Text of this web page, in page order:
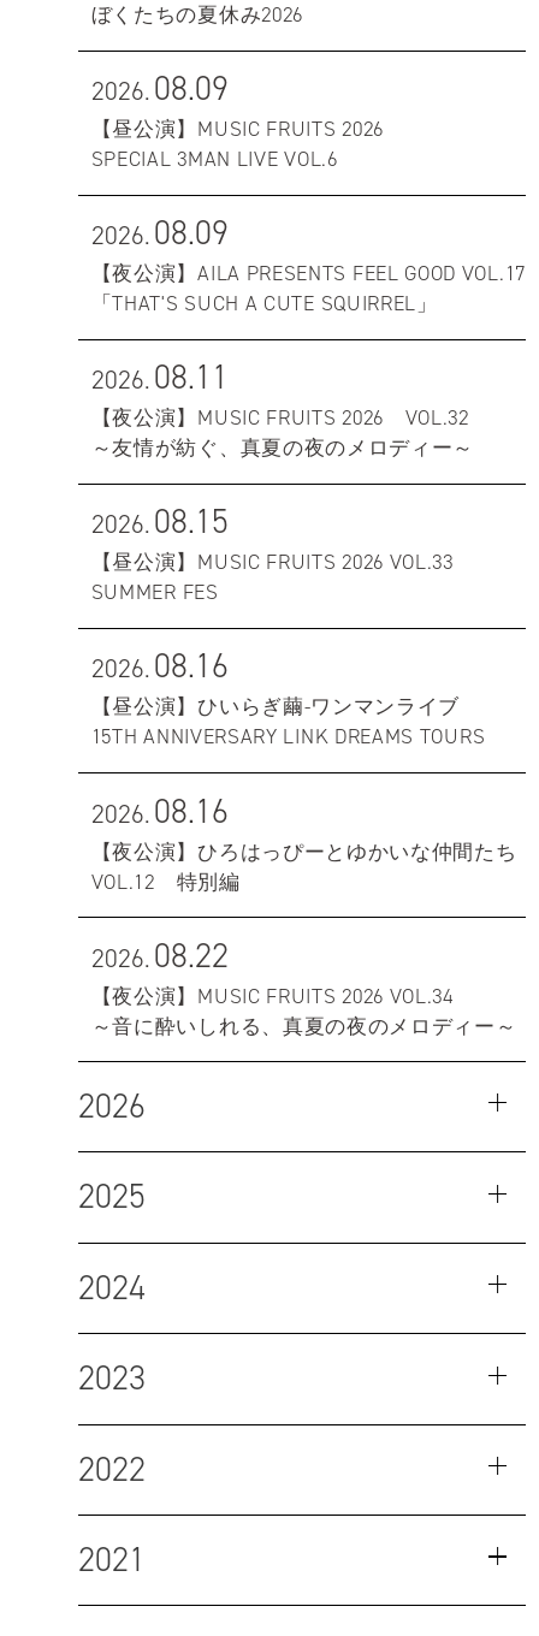
ぼくたちの夏休み2026
2026.08.09
【昼公演】MUSIC FRUITS 2026
SPECIAL 3MAN LIVE VOL.6
2026.08.09
【夜公演】AILA PRESENTS FEEL GOOD VOL.17
「THAT'S SUCH A CUTE SQUIRREL」
2026.08.11
【夜公演】MUSIC FRUITS 2026 VOL.32
～友情が紡ぐ、真夏の夜のメロディー～
2026.08.15
【昼公演】MUSIC FRUITS 2026 VOL.33
SUMMER FES
2026.08.16
【昼公演】ひいらぎ繭-ワンマンライブ
15TH ANNIVERSARY LINK DREAMS TOURS
2026.08.16
【夜公演】ひろはっぴーとゆかいな仲間たち
VOL.12 特別編
2026.08.22
【夜公演】MUSIC FRUITS 2026 VOL.34
～音に酔いしれる、真夏の夜のメロディー～
2026
2025
2024
2023
2022
2021